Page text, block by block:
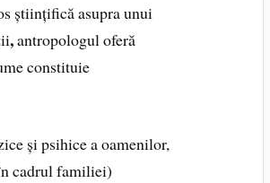
științifică asupra unui
,antropologul oferă
constituie
și psihice a oamenilor,
cadrul familiei)